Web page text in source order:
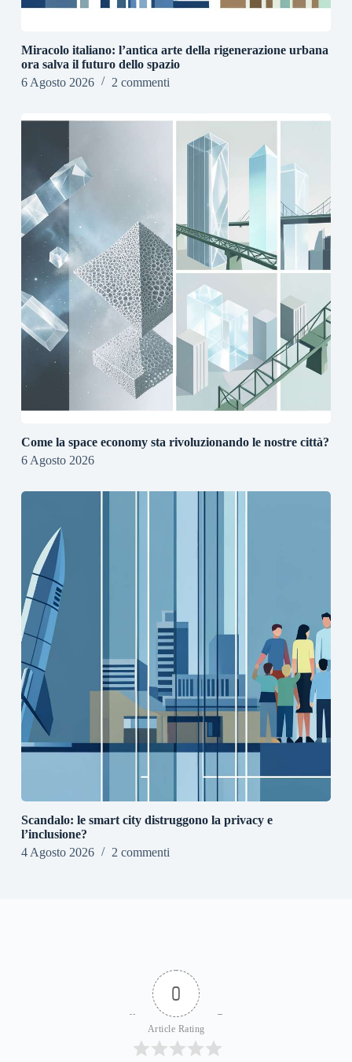
Miracolo italiano: l’antica arte della rigenerazione urbana
ora salva il futuro dello spazio
6 Agosto 2026
2 commenti
Come la space economy sta rivoluzionando le nostre città?
6 Agosto 2026
Scandalo: le smart city distruggono la privacy e
l’inclusione?
4 Agosto 2026
2 commenti
0
Article Rating